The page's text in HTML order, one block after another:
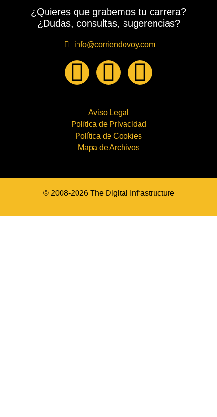
¿Quieres que grabemos tu carrera?
¿Dudas, consultas, sugerencias?
info@corriendovoy.com
Aviso Legal
Política de Privacidad
Política de Cookies
Mapa de Archivos
© 2008-2026 The Digital Infrastructure